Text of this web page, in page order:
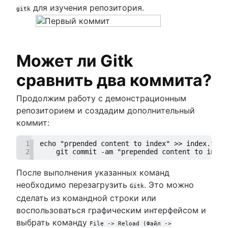
gitk для изучения репозитория.
Может ли Gitk
сравнить два коммита?
Продолжим работу с демонстрационным
репозиторием и создадим дополнительный
коммит:
1
echo "prpended content to index" >> index.txt
2
git commit -am "prepended content to
После выполнения указанных команд
необходимо перезагрузить Gitk. Это можно
сделать из командной строки или
воспользоваться графическим интерфейсом и
выбрать команду File -> Reload (Файл ->